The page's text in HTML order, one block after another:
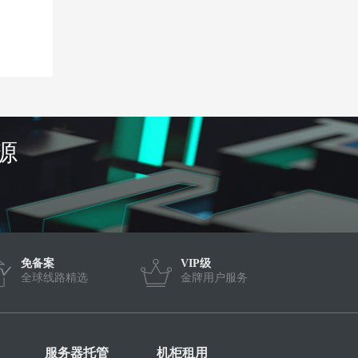
免备案
全球线路精选
VIP级
金牌用户服务
服务器托管 机柜租用